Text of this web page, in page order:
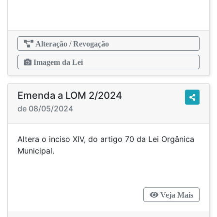
Alteração / Revogação
Imagem da Lei
Emenda a LOM 2/2024
de 08/05/2024
Altera o inciso XIV, do artigo 70 da Lei Orgânica
Municipal.
Veja Mais